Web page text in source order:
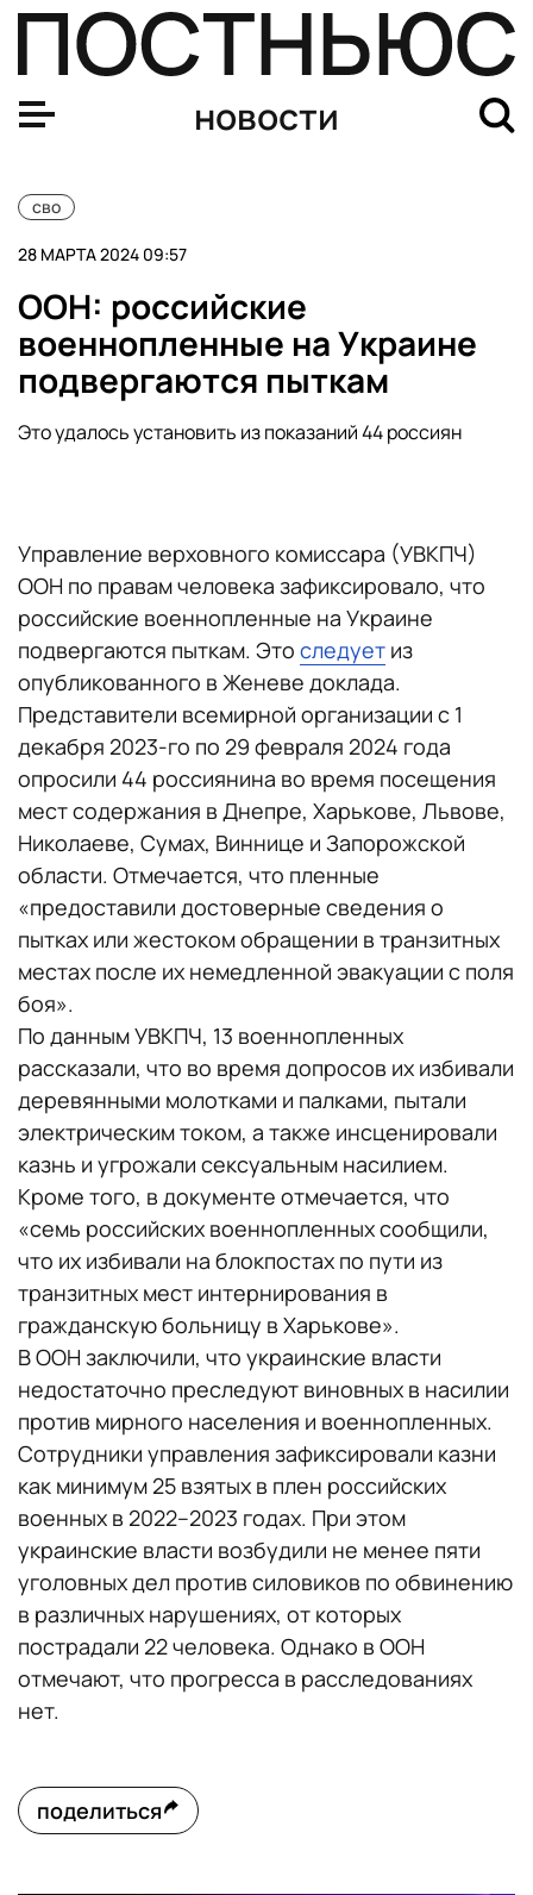
новости
сво
28 МАРТА 2024 09:57
ООН: российские
военнопленные на Украине
подвергаются пыткам
Это удалось установить из показаний 44 россиян
Управление верховного комиссара (УВКПЧ)
ООН по правам человека зафиксировало, что
российские военнопленные на Украине
подвергаются пыткам. Это следует из
опубликованного в Женеве доклада.
Представители всемирной организации с 1
декабря 2023-го по 29 февраля 2024 года
опросили 44 россиянина во время посещения
мест содержания в Днепре, Харькове, Львове,
Николаеве, Сумах, Виннице и Запорожской
области. Отмечается, что пленные
«предоставили достоверные сведения о
пытках или жестоком обращении в транзитных
местах после их немедленной эвакуации с поля
боя».
По данным УВКПЧ, 13 военнопленных
рассказали, что во время допросов их избивали
деревянными молотками и палками, пытали
электрическим током, а также инсценировали
казнь и угрожали сексуальным насилием.
Кроме того, в документе отмечается, что
«семь российских военнопленных сообщили,
что их избивали на блокпостах по пути из
транзитных мест интернирования в
гражданскую больницу в Харькове».
В ООН заключили, что украинские власти
недостаточно преследуют виновных в насилии
против мирного населения и военнопленных.
Сотрудники управления зафиксировали казни
как минимум 25 взятых в плен российских
военных в 2022–2023 годах. При этом
украинские власти возбудили не менее пяти
уголовных дел против силовиков по обвинению
в различных нарушениях, от которых
пострадали 22 человека. Однако в ООН
отмечают, что прогресса в расследованиях
нет.
поделиться
FT: США призвали Украину прекратить удары по